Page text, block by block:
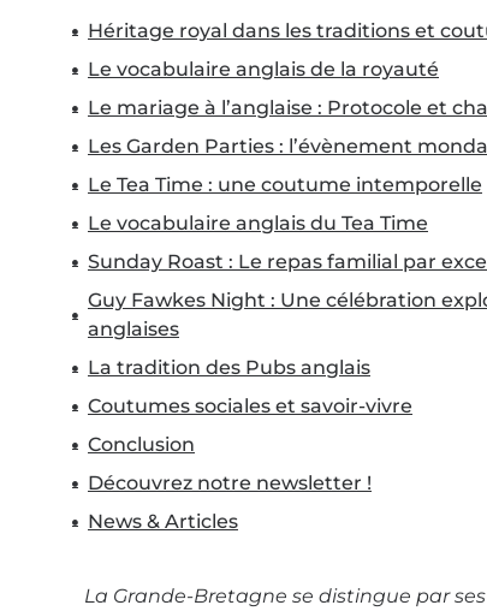
Héritage royal dans les traditions et
Le vocabulaire anglais de la royauté
Le mariage à l’anglaise : Protocole et
Les Garden Parties : l’évènement
Le Tea Time : une coutume intemporelle
Le vocabulaire anglais du Tea Time
Sunday Roast : Le repas familial par
Guy Fawkes Night : Une célébration
anglaises
La tradition des Pubs anglais
Coutumes sociales et savoir-vivre
Conclusion
Découvrez notre newsletter !
News & Articles
La Grande-Bretagne se distingue par